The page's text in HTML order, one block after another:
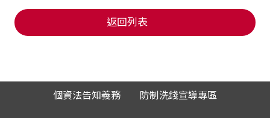
返回列表
個資法告知義務 防制洗錢宣導專區